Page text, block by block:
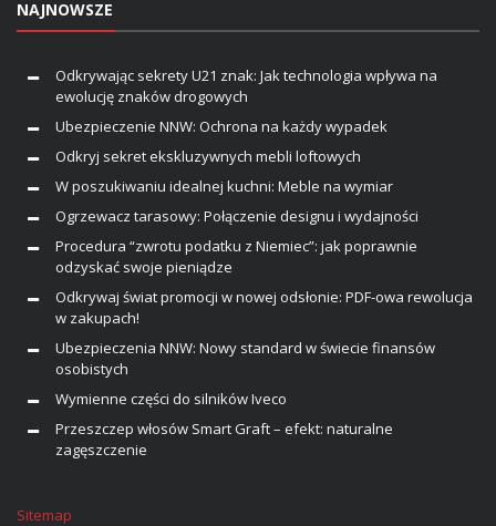
NAJNOWSZE
Odkrywając sekrety U21 znak: Jak technologia wpływa na
ewolucję znaków drogowych
Ubezpieczenie NNW: Ochrona na każdy wypadek
Odkryj sekret ekskluzywnych mebli loftowych
W poszukiwaniu idealnej kuchni: Meble na wymiar
Ogrzewacz tarasowy: Połączenie designu i wydajności
Procedura “zwrotu podatku z Niemiec”: jak poprawnie
odzyskać swoje pieniądze
Odkrywaj świat promocji w nowej odsłonie: PDF-owa rewolucja
w zakupach!
Ubezpieczenia NNW: Nowy standard w świecie finansów
osobistych
Wymienne części do silników Iveco
Przeszczep włosów Smart Graft – efekt: naturalne
zagęszczenie
Sitemap